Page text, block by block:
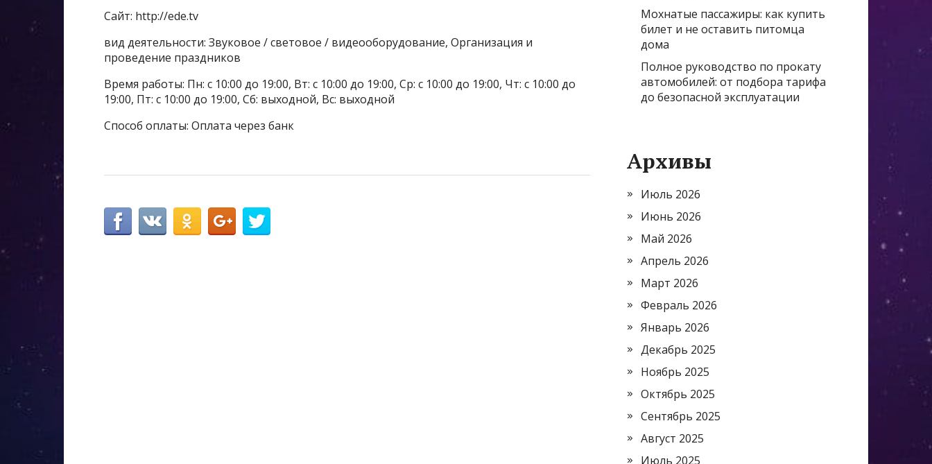
Сайт: http://ede.tv
вид деятельности: Звуковое / световое / видеооборудование, Организация и
проведение праздников
Время работы: Пн: с 10:00 до 19:00, Вт: с 10:00 до 19:00, Ср: с 10:00 до 19:00, Чт: с 10:00 до
19:00, Пт: с 10:00 до 19:00, Сб: выходной, Вс: выходной
Способ оплаты: Оплата через банк
Мохнатые пассажиры: как купить
билет и не оставить питомца
дома
Полное руководство по прокату
автомобилей: от подбора тарифа
до безопасной эксплуатации
Архивы
Июль 2026
Июнь 2026
Май 2026
Апрель 2026
Март 2026
Февраль 2026
Январь 2026
Декабрь 2025
Ноябрь 2025
Октябрь 2025
Сентябрь 2025
Август 2025
Июль 2025